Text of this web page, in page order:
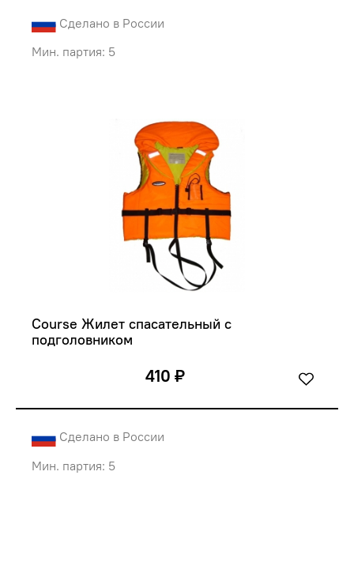
Сделано в России
Мин. партия: 5
Course Жилет спасательный с
подголовником
410 ₽
Сделано в России
Мин. партия: 5